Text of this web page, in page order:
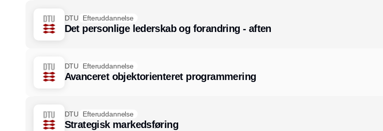
DTU Efteruddannelse
Det personlige lederskab og forandring - aften
DTU Efteruddannelse
Avanceret objektorienteret programmering
DTU Efteruddannelse
Strategisk markedsføring